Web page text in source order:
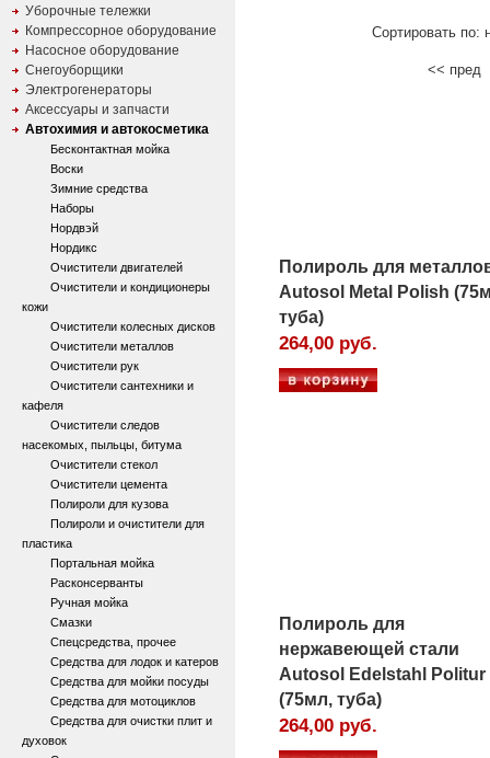
Уборочные тележки
Компрессорное оборудование
Насосное оборудование
Снегоуборщики
Электрогенераторы
Аксессуары и запчасти
Автохимия и автокосметика
Бесконтактная мойка
Воски
Зимние средства
Наборы
Нордвэй
Нордикс
Очистители двигателей
Очистители и кондиционеры
кожи
Очистители колесных дисков
Очистители металлов
Очистители рук
Очистители сантехники и
кафеля
Очистители следов
насекомых, пыльцы, битума
Очистители стекол
Очистители цемента
Полироли для кузова
Полироли и очистители для
пластика
Портальная мойка
Расконсерванты
Ручная мойка
Смазки
Спецсредства, прочее
Средства для лодок и катеров
Средства для мойки посуды
Средства для мотоциклов
Средства для очистки плит и
духовок
Сортировать по:
<<
Полироль для
Autosol Metal Polish
туба)
264,00 руб.
Полироль для
нержавеющей стали
Autosol Edelstahl Politur
(75мл, туба)
264,00 руб.